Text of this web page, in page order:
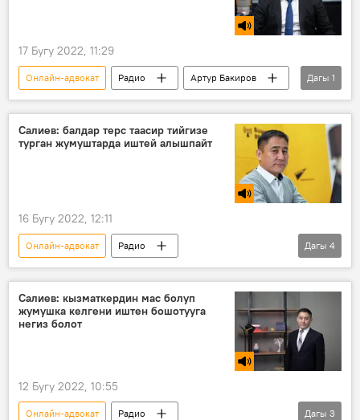
17 Бугу 2022, 11:29
Онлайн-адвокат Радио
Артур Бакиров
пенсия
Дагы 1
Салиев: балдар терс таасир тийгизе
турган жумуштарда иштей алышпайт
16 Бугу 2022, 12:11
Онлайн-адвокат
Радио
Калыгул Салиев
балдар
Дагы 4
Салиев: кызматкердин мас болуп
жумушка келгени иштен бошотууга
негиз болот
12 Бугу 2022, 10:55
Онлайн-адвокат
Радио
Дагы 3